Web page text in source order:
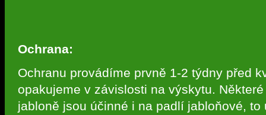
Ochrana:
Ochranu provádíme prvně 1-2 týdny před
opakujeme v závislosti na výskytu.
jabloně jsou účinné i na padlí jabloňové,